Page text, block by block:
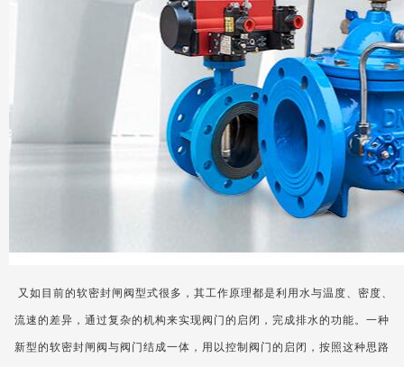
又如目前的软密封闸阀型式很多，其工作原理都是利用水与温度、密度、
流速的差异，通过复杂的机构来实现阀门的启闭，完成排水的功能。一种
新型的软密封闸阀与阀门结成一体，用以控制阀门的启闭，按照这种思路